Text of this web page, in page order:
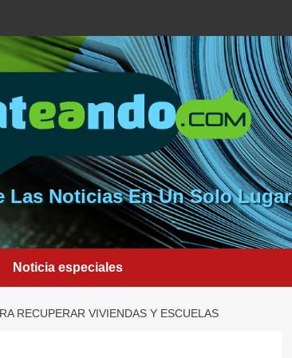
Las Noticias En Un Solo Lugar
Noticia especiales
RECUPERAR VIVIENDAS Y ESCUELAS